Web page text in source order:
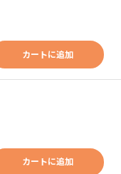
カートに追加
カートに追加